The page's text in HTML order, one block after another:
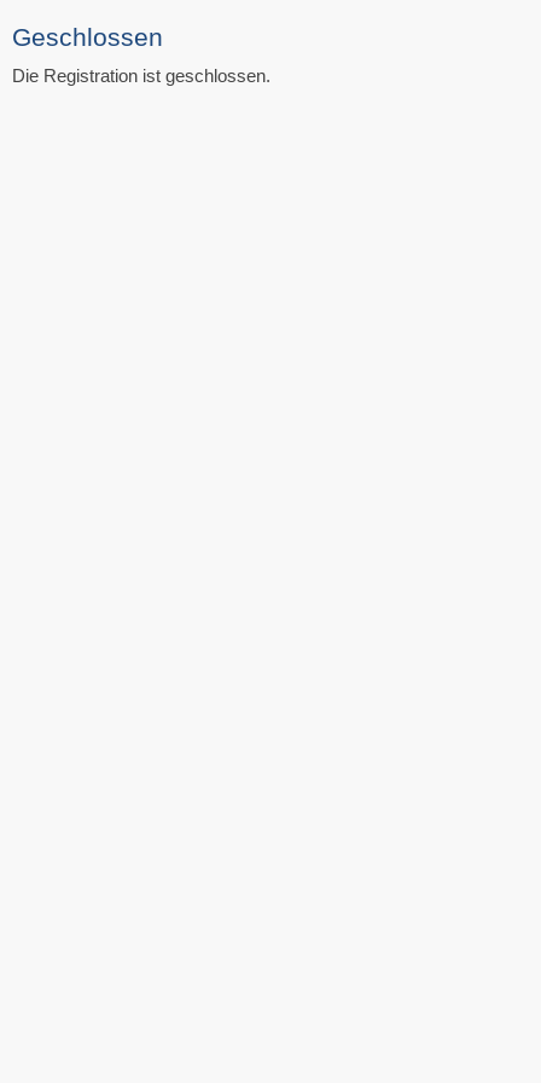
Geschlossen
Die Registration ist geschlossen.